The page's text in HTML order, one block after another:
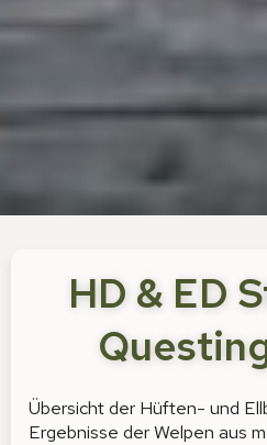
HD & ED
Übersicht der Hüften- und
Ergebnisse der Welpen aus